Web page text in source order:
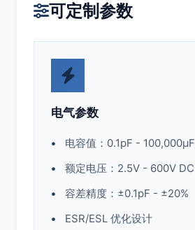
可定制参数
电气参数
电容值：0.1pF - 100,000μF
额定电压：2.5V - 600V DC
容差精度：±0.1pF - ±20%
ESR/ESL 优化设计